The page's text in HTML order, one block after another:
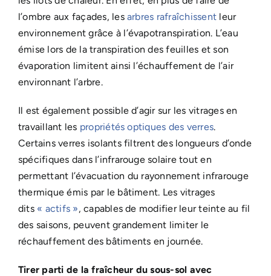
l’ombre aux façades, les arbres rafraîchissent leur
environnement grâce à l’évapotranspiration. L’eau
émise lors de la transpiration des feuilles et son
évaporation limitent ainsi l’échauffement de l’air
environnant l’arbre.
Il est également possible d’agir sur les vitrages en
travaillant les propriétés optiques des verres.
Certains verres isolants filtrent des longueurs d’onde
spécifiques dans l’infrarouge solaire tout en
permettant l’évacuation du rayonnement infrarouge
thermique émis par le bâtiment. Les vitrages
dits « actifs », capables de modifier leur teinte au fil
des saisons, peuvent grandement limiter le
réchauffement des bâtiments en journée.
Tirer parti de la fraîcheur du sous-sol avec